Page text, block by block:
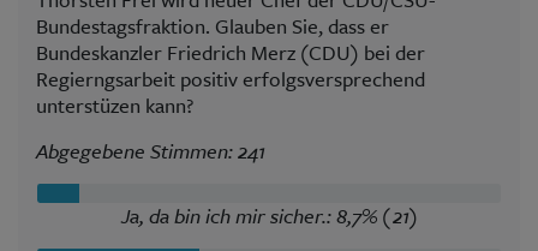
Bundestagsfraktion. Glauben Sie, dass er
Bundeskanzler Friedrich Merz (CDU) bei der
Regierngsarbeit positiv erfolgsversprechend
unterstüzen kann?
Abgegebene Stimmen: 241
Ja, da bin ich mir sicher.: 8,7% (21)